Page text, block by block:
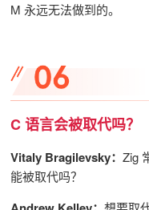
M 永远无法做到的。
C 语言会被取代吗？
Vitaly Bragilevsky： Zig
能被取代吗？